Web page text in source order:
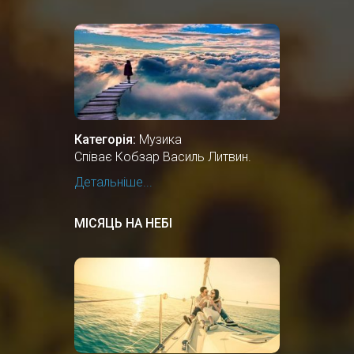
Категорія: Музика
Співає Кобзар Василь Литвин.
Детальніше...
МІСЯЦЬ НА НЕБІ